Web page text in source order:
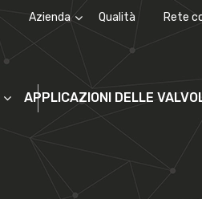
Azienda
Chi siamo La storia
Qualità Rete
APPLICAZIONI DELLE